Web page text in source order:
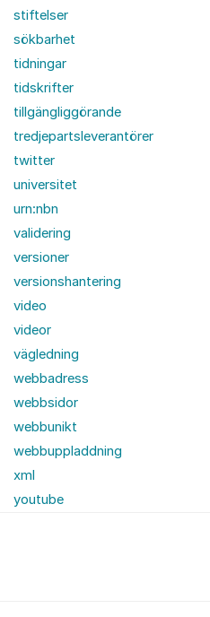
stiftelser
sökbarhet
tidningar
tidskrifter
tillgängliggörande
tredjepartsleverantörer
twitter
universitet
urn:nbn
validering
versioner
versionshantering
video
videor
vägledning
webbadress
webbsidor
webbunikt
webbuppladdning
xml
youtube